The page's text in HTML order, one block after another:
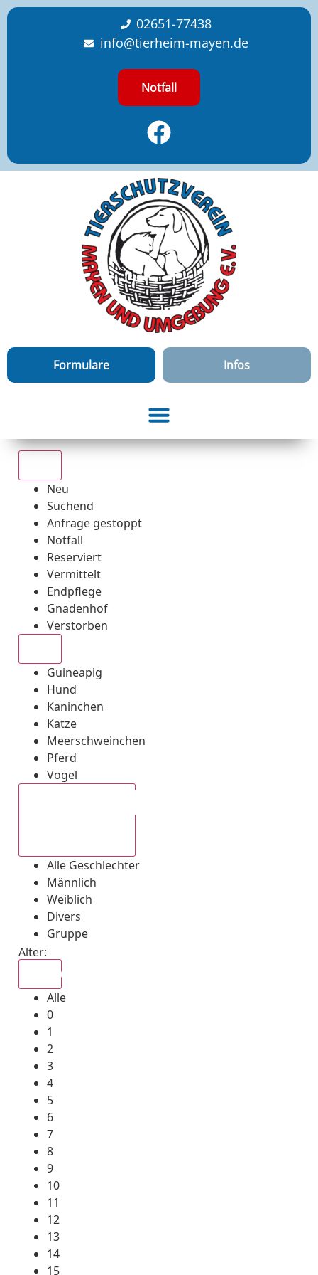
content
02651-77438
info@tierheim-mayen.de
Notfall
Formulare Infos
Neu
Suchend
Anfrage gestoppt
Notfall
Reserviert
Vermittelt
Endpflege
Gnadenhof
Verstorben
Guineapig
Hund
Kaninchen
Katze
Meerschweinchen
Pferd
Vogel
Alle Geschlechter
Männlich
Weiblich
Divers
Gruppe
Alter:
Alle
0
1
2
3
4
5
6
7
8
9
10
11
12
13
14
15